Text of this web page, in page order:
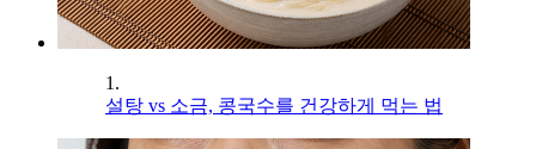
1.
설탕 vs 소금, 콩국수를 건강하게 먹는 법